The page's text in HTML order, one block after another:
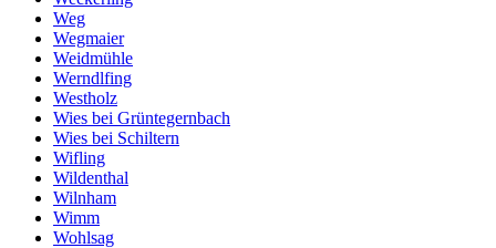
Weg
Wegmaier
Weidmühle
Werndlfing
Westholz
Wies bei Grüntegernbach
Wies bei Schiltern
Wifling
Wildenthal
Wilnham
Wimm
Wohlsag